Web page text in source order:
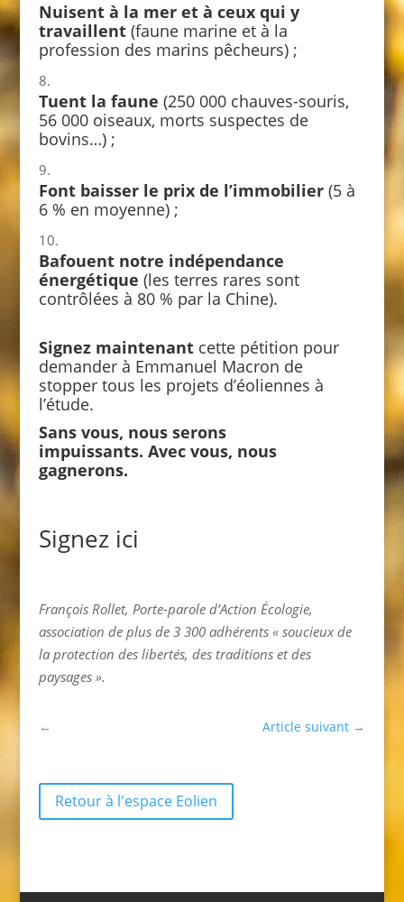
Nuisent à la mer et à ceux qui y
travaillent(faune marine et à la
profession des marins pêcheurs) ;
Tuent la faune (250 000 chauves-souris,
56 000 oiseaux, morts suspectes de
bovins…) ;
Font baisser le prix de l’immobilier(5 à
6 % en moyenne) ;
Bafouent notre indépendance
énergétique (les terres rares sont
contrôlées à 80 % par la Chine).
Signez maintenantcette pétition pour
demander à Emmanuel Macron de
stopper tous les projets d’éoliennes à
l’étude.
Sans vous, nous serons
impuissants. Avec vous, nous
gagnerons.
Signez ici
François Rollet, Porte-parole d’Action Écologie,
association de plus de 3 300 adhérents « soucieux de
la protection des libertés, des traditions et des
paysages ».
← Article suivant →
Retour à l'espace Eolien